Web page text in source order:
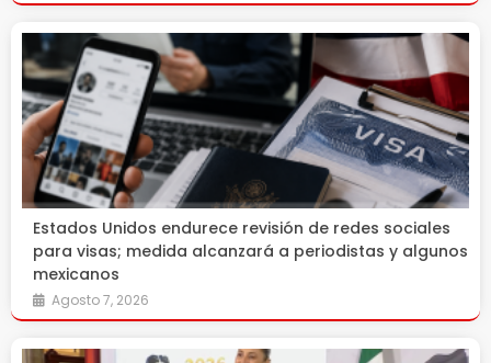
Estados Unidos endurece revisión de redes sociales
para visas; medida alcanzará a periodistas y algunos
mexicanos
Agosto 7, 2026